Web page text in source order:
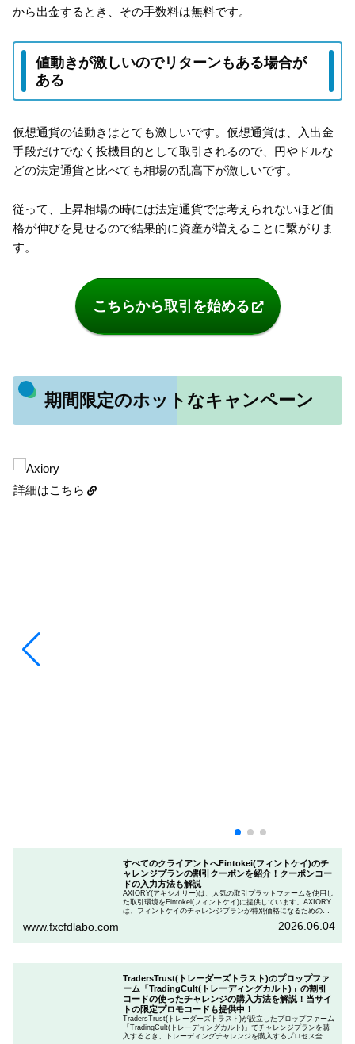
から出金するとき、その手数料は無料です。
値動きが激しいのでリターンもある場合が
ある
仮想通貨の値動きはとても激しいです。仮想通貨は、入出金
手段だけでなく投機目的として取引されるので、円やドルな
どの法定通貨と比べても相場の乱高下が激しいです。
従って、上昇相場の時には法定通貨では考えられないほど価
格が伸びを見せるので結果的に資産が増えることに繋がりま
す。
こちらから取引を始める
期間限定のホットなキャンペーン
すべてのクライアントへFintokei(フィントケイ)のチ
ャレンジプランの割引クーポンを紹介！クーポンコー
ドの入力方法も解説
AXIORY(アキシオリー)は、人気の取引プラットフォームを使用し
た取引環境をFintokei(フィントケイ)に提供しています。AXIORY
は、フィントケイのチャレンジプランが特別価格になるためのク
ランを申し込むときのクーポンコードを入力して割引にする方法
www.fxcfdlabo.com 2026.06.04
TradersTrust(トレーダーズトラスト)のプロップファ
ーム「TradingCult(トレーディングカルト)」の割引
コードの使ったチャレンジの購入方法を解説！当サイ
トの限定プロモコードも提供中！
TradersTrust(トレーダーズトラスト)が設立したプロップファーム
「TradingCult(トレーディングカルト)」でチャレンジプランを購
入するとき、トレーディングチャレンジを購入するプロセス全体